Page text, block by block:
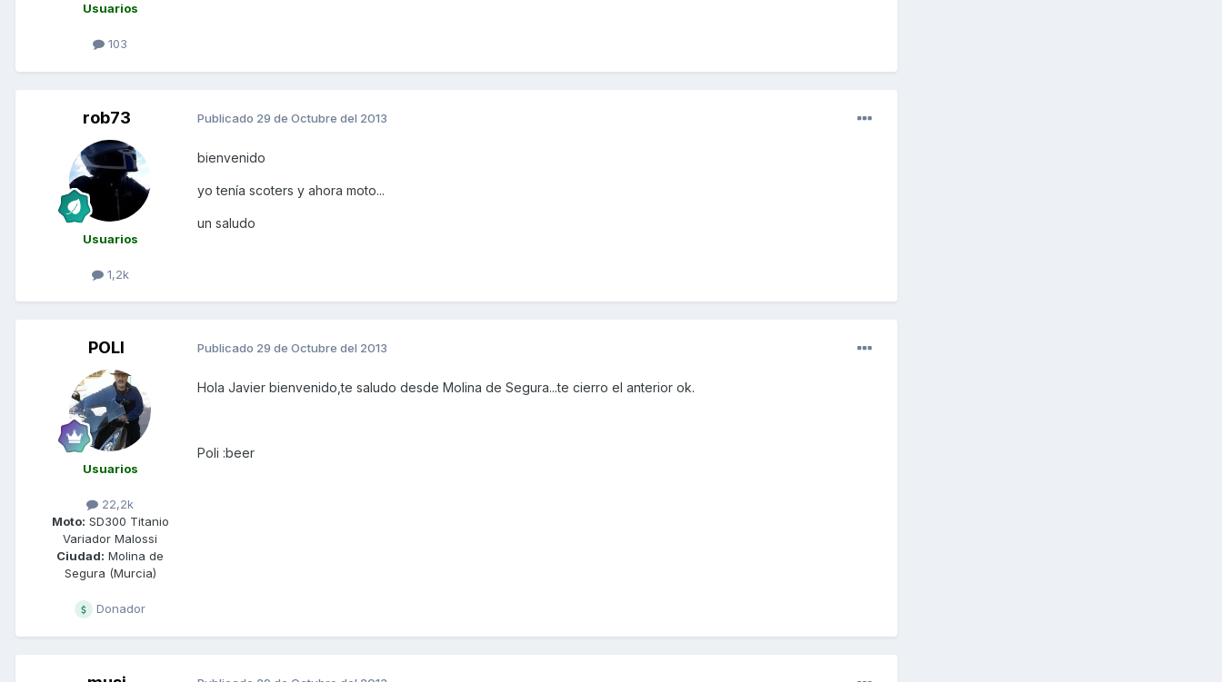
Usuarios
103
rob73
Usuarios
1,2k
Publicado 29 de Octubre del 2013
bienvenido
yo tenía scoters y ahora moto...
un saludo
POLI
Usuarios
22,2k
Moto: SD300 Titanio
Variador Malossi
Ciudad: Molina de
Segura (Murcia)
Donador
Publicado 29 de Octubre del 2013
Hola Javier bienvenido,te saludo desde Molina de Segura...te cierro el anterior ok.
Poli :beer